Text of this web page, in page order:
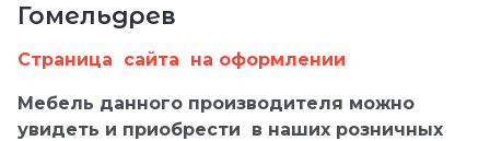
Гомельдрев
Страница сайта на оформлении
Мебель данного производителя можно
увидеть и приобрести в наших розничных